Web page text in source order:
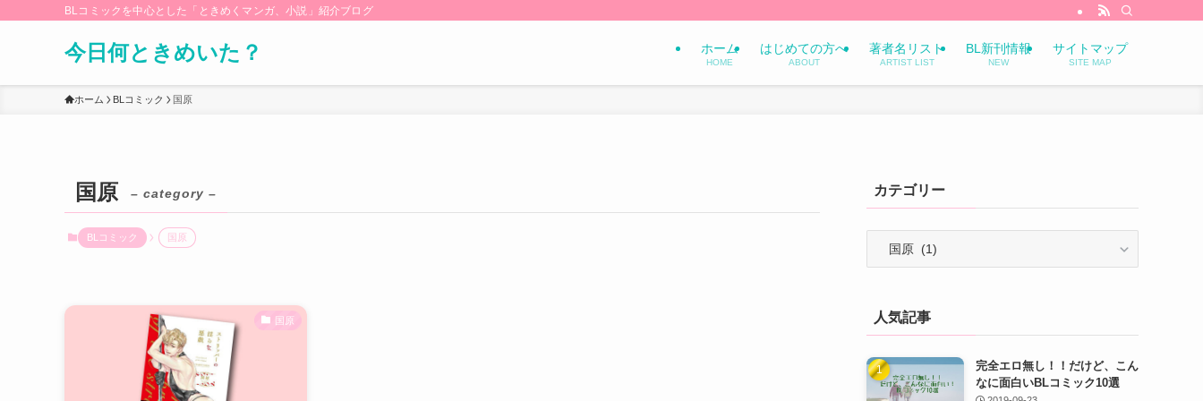
BLコミックを中心とした「ときめくマンガ、小説」紹介ブログ
今日何ときめいた？ ホーム
HOME
はじめての方へ
ABOUT
著者名リスト
ARTIST LIST
BL新刊情報
NEW
サイトマップ
SITE MAP
ホーム BLコミック 国原
国原 – category –
BLコミック 国原
国原
カテゴリー
ー人気記事
完全エロ無し！！だけど、こん
なに面白いBLコミック10選